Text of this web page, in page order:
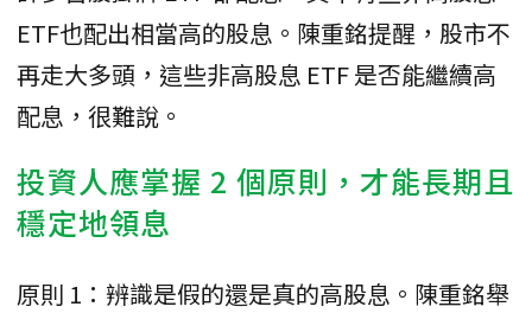
ETF也配出相當高的股息。陳重銘提醒，股市不
再走大多頭，這些非高股息 ETF 是否能繼續高
配息，很難說。
投資人應掌握 2 個原則，才能長期且
穩定地領息
原則 1：辨識是假的還是真的高股息。陳重銘舉